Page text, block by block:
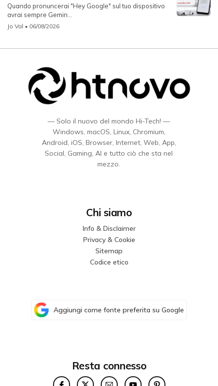
Quando pronuncerai "Hey Google" sul tuo dispositivo
avrai sempre Gemin...
Jo Val • 06/08/2026
— Solo il nuovo del mondo Hi-Tech! —
Windows, macOS, Linux, Chromium,
Android, iOS, Browser, Internet, Web, App,
Social, Gaming, AI e tutto ciò che sta nel
mezzo.
Chi siamo
Info & Disclaimer
Privacy & Cookie
Sitemap
Codice etico
Aggiungi come fonte preferita su Google
Resta connesso